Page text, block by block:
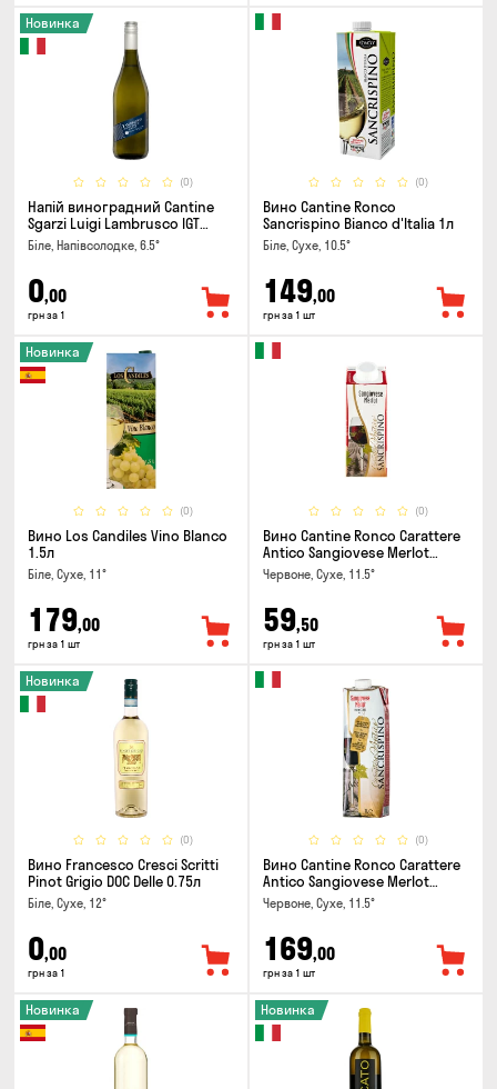
(0)
Новинка
Напій виноградний Cantine
Sgarzi Luigi Lambrusco IGT
Emilia Bianca Frizziante 0.75л
Біле, Напівсолодке, 6.5°
0,00
грн за 1
(0)
Вино Cantine Ronco
Sancrispino Bianco d'Italia 1л
Біле, Сухе, 10.5°
149,00
грн за 1 шт
(0)
Новинка
Вино Los Candiles Vino Blanco
1.5л
Біле, Сухе, 11°
179,00
грн за 1 шт
(0)
Вино Cantine Ronco Carattere
Antico Sangiovese Merlot
Rubicone IGT 0.25л
Червоне, Сухе, 11.5°
59,50
грн за 1 шт
(0)
Новинка
Вино Francesco Cresci Scritti
Pinot Grigio DOC Delle 0.75л
Біле, Сухе, 12°
0,00
грн за 1
(0)
Вино Cantine Ronco Carattere
Antico Sangiovese Merlot
Rubicone IGT 1л
Червоне, Сухе, 11.5°
169,00
грн за 1 шт
Новинка Новинка